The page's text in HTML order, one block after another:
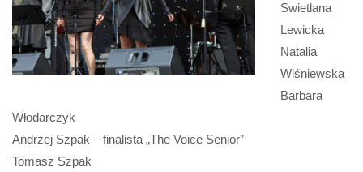
Swietlana
Lewicka
Natalia
Wiśniewska
Barbara
Włodarczyk
Andrzej Szpak – finalista „The Voice Senior”
Tomasz Szpak